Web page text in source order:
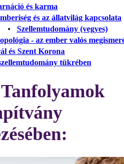
és karma
és az állatvilág kapcsolata
Szellemtudomány (vegyes)
- az ember valós
és Szent Korona
tükrében